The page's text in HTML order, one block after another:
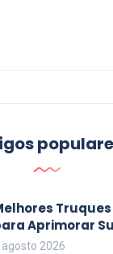
Truques
Aprimorar
em
agosto 2026